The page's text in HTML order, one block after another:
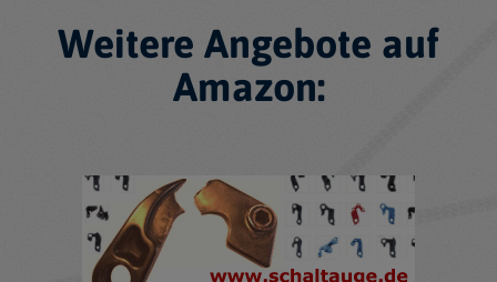
Weitere Angebote auf
Amazon: